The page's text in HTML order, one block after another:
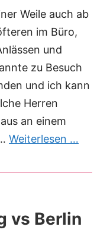
Weile auch ab
im Büro,
und
zu Besuch
und ich kann
Herren
an einem
Weiterlesen …
vs Berlin